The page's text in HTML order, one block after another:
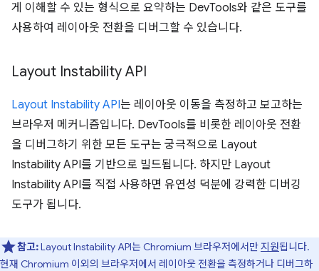
게 이해할 수 있는 형식으로 요약하는 DevTools와 같은 도구를
사용하여 레이아웃 전환을 디버그할 수 있습니다.
Layout Instability API
Layout Instability API는 레이아웃 이동을 측정하고 보고하는
브라우저 메커니즘입니다. DevTools를 비롯한 레이아웃 전환
을 디버그하기 위한 모든 도구는 궁극적으로 Layout
Instability API를 기반으로 빌드됩니다. 하지만 Layout
Instability API를 직접 사용하면 유연성 덕분에 강력한 디버깅
도구가 됩니다.
참고:Layout Instability API는 Chromium 브라우저에서만 지원됩니다.
현재 Chromium 이외의 브라우저에서 레이아웃 전환을 측정하거나 디버그하